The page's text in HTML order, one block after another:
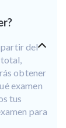
partir del
obtener
examen
tus
para